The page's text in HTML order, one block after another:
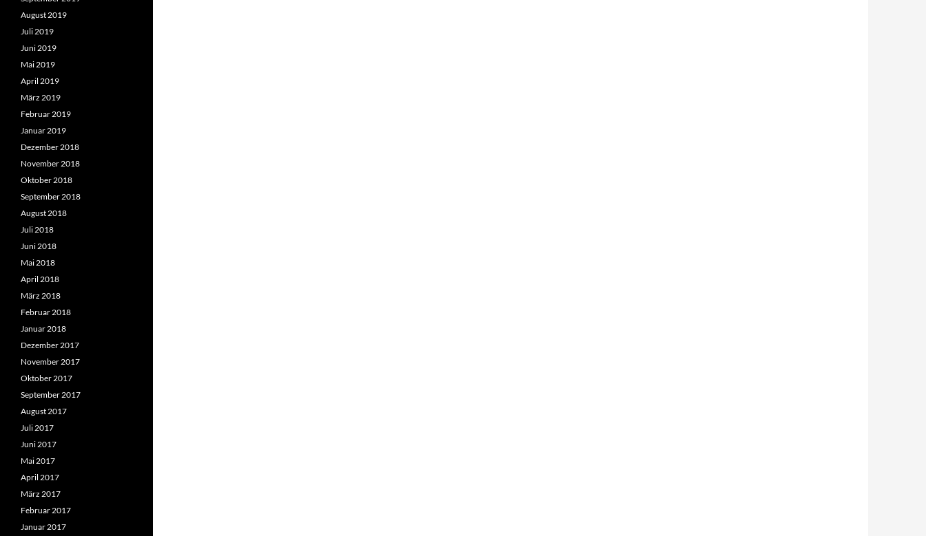
August 2019
Juli 2019
Juni 2019
Mai 2019
April 2019
März 2019
Februar 2019
Januar 2019
Dezember 2018
November 2018
Oktober 2018
September 2018
August 2018
Juli 2018
Juni 2018
Mai 2018
April 2018
März 2018
Februar 2018
Januar 2018
Dezember 2017
November 2017
Oktober 2017
September 2017
August 2017
Juli 2017
Juni 2017
Mai 2017
April 2017
März 2017
Februar 2017
Januar 2017